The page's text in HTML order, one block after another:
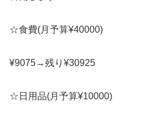
☆食費(月予算¥40000)
¥9075→残り¥30925
☆日用品(月予算¥10000)